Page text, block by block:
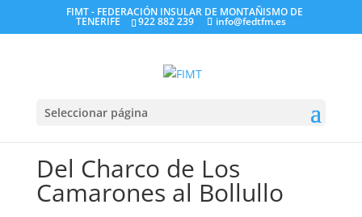
FIMT - FEDERACIÓN INSULAR DE MONTAÑISMO DE
TENERIFE 922 882 239 info@fedtfm.es
Seleccionar página
Del Charco de Los
Camarones al Bollullo